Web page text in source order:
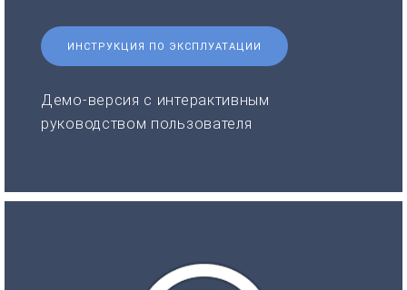
ИНСТРУКЦИЯ ПО ЭКСПЛУАТАЦИИ
Демо-версия с интерактивным
руководством пользователя